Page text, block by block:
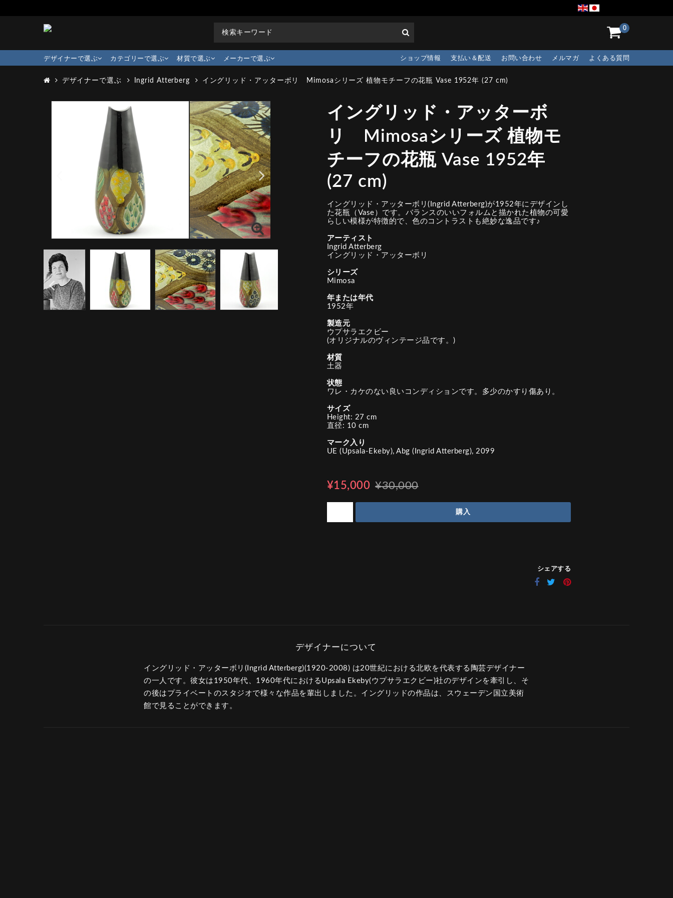
0
デザイナーで選ぶ カテゴリーで選ぶ 材質で選ぶ メーカーで選ぶ よくある質問
メルマガ
お問い合わせ
支払い＆配送
ショップ情報
デザイナーで選ぶ Ingrid Atterberg イングリッド・アッターボリ Mimosaシリーズ 植物モチーフの花瓶 Vase 1952年 (27 cm)
イングリッド・アッターボ
リ Mimosaシリーズ 植物モ
チーフの花瓶 Vase 1952年
(27 cm)
イングリッド・アッターボリ(Ingrid Atterberg)が1952年にデザインし
た花瓶（Vase）です。バランスのいいフォルムと描かれた植物の可愛
らしい模様が特徴的で、色のコントラストも絶妙な逸品です♪
アーティスト
Ingrid Atterberg
イングリッド・アッターボリ
シリーズ
Mimosa
年または年代
1952年
製造元
ウプサラエクビー
(オリジナルのヴィンテージ品です。)
材質
土器
状態
ワレ・カケのない良いコンディションです。多少のかすり傷あり。
サイズ
Height: 27 cm
直径: 10 cm
マーク入り
UE (Upsala-Ekeby), Abg (Ingrid Atterberg), 2099
¥30,000
¥15,000
購入
シェアする
イングリッド・アッターボリ(Ingrid Atterberg)(1920-2008) は20世紀における北欧を代表する陶芸デザイナー
の一人です。彼女は1950年代、1960年代におけるUpsala Ekeby(ウプサラエクビー)社のデザインを牽引し、そ
の後はプライベートのスタジオで様々な作品を輩出しました。イングリッドの作品は、スウェーデン国立美術
館で見ることができます。